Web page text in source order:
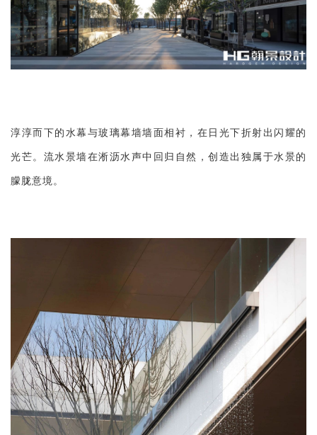
淳淳而下的水幕与玻璃幕墙墙面相衬，在日光下折射出闪耀的
光芒。流水景墙在淅沥水声中回归自然，创造出独属于水景的
朦胧意境。